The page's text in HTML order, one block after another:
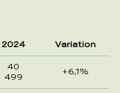
2024 Variation
40
499
+6,1%